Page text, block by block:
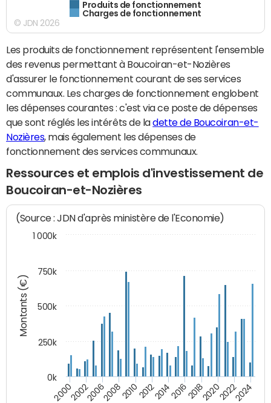
Produits de fonctionnement
Charges de fonctionnement
© JDN 2026
Les produits de fonctionnement représentent l'ensemble
des revenus permettant à Boucoiran-et-Nozières
d'assurer le fonctionnement courant de ses services
communaux. Les charges de fonctionnement englobent
les dépenses courantes : c'est via ce poste de dépenses
que sont réglés les intérêts de ladette de Boucoiran-et-
Nozières, mais également les dépenses de
fonctionnement des services communaux.
Ressources et emplois d'investissement de
Boucoiran-et-Nozières
Montants (€)
(Source : JDN d'après ministère de l'Economie)
200020022006200820102012201420162018202020222024
0k
250k
500k
750k
1 000k